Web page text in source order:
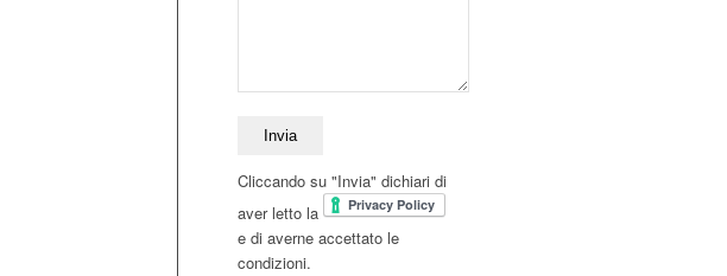
Cliccando su "Invia" dichiari di
aver letto la
e di averne accettato le
condizioni.